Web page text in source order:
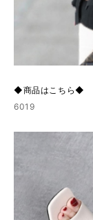
◆商品はこちら◆
6019